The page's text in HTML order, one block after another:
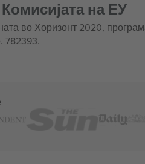
на ЕУ
во Хоризонт 2020,
782393.